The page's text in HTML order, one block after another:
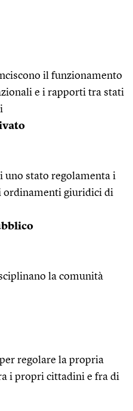
il funzionamento
e i rapporti tra stati
uno stato regolamenta i
ordinamenti giuridici di
la comunità
regolare la propria
i propri cittadini e fra di